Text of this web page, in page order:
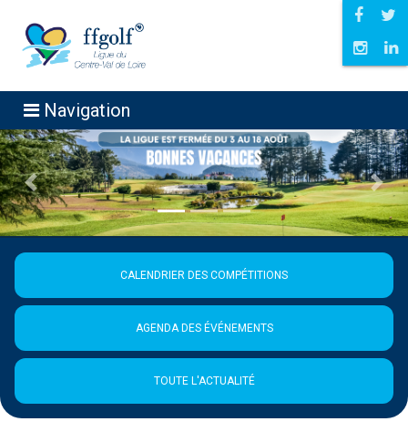
Navigation
Précédent
CALENDRIER DES COMPÉTITIONS
AGENDA DES ÉVÉNEMENTS
TOUTE L'ACTUALITÉ